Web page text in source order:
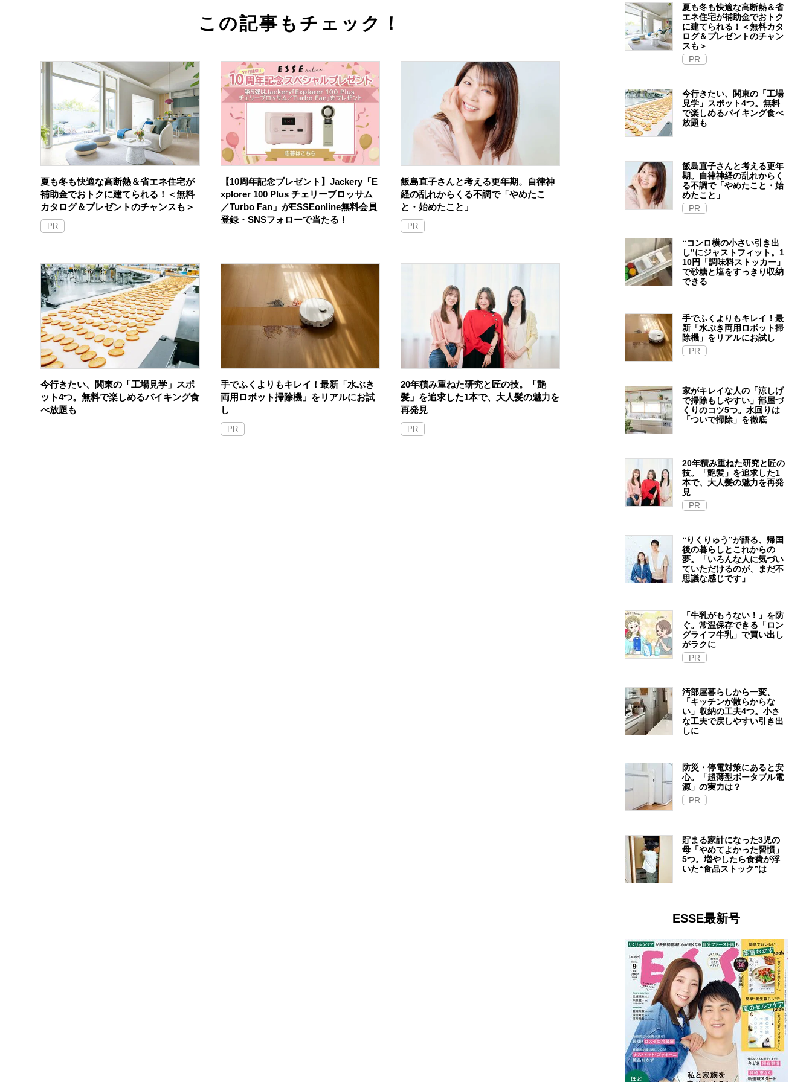
この記事もチェック！
夏も冬も快適な高断熱＆省エネ住宅が
補助金でおトクに建てられる！＜無料
カタログ＆プレゼントのチャンスも＞
PR
【10周年記念プレゼント】Jackery「E
xplorer 100 Plus チェリーブロッサム
／Turbo Fan」がESSEonline無料会員
登録・SNSフォローで当たる！
飯島直子さんと考える更年期。自律神
経の乱れからくる不調で「やめたこ
と・始めたこと」
PR
今行きたい、関東の「工場見学」スポ
ット4つ。無料で楽しめるバイキング食
べ放題も
手でふくよりもキレイ！最新「水ぶき
両用ロボット掃除機」をリアルにお試
し
PR
20年積み重ねた研究と匠の技。「艶
髪」を追求した1本で、大人髪の魅力を
再発見
PR
夏も冬も快適な高断熱＆省
エネ住宅が補助金でおトク
に建てられる！＜無料カタ
ログ＆プレゼントのチャン
スも＞
PR
今行きたい、関東の「工場
見学」スポット4つ。無料
で楽しめるバイキング食べ
放題も
飯島直子さんと考える更年
期。自律神経の乱れからく
る不調で「やめたこと・始
めたこと」
PR
“コンロ横の小さい引き出
し”にジャストフィット。1
10円「調味料ストッカー」
で砂糖と塩をすっきり収納
できる
手でふくよりもキレイ！最
新「水ぶき両用ロボット掃
除機」をリアルにお試し
PR
家がキレイな人の「涼しげ
で掃除もしやすい」部屋づ
くりのコツ5つ。水回りは
「ついで掃除」を徹底
20年積み重ねた研究と匠の
技。「艶髪」を追求した1
本で、大人髪の魅力を再発
見
PR
“りくりゅう”が語る、帰国
後の暮らしとこれからの
夢。「いろんな人に気づい
ていただけるのが、まだ不
思議な感じです」
「牛乳がもうない！」を防
ぐ。常温保存できる「ロン
グライフ牛乳」で買い出し
がラクに
PR
汚部屋暮らしから一変、
「キッチンが散らからな
い」収納の工夫4つ。小さ
な工夫で戻しやすい引き出
しに
防災・停電対策にあると安
心。「超薄型ポータブル電
源」の実力は？​
PR
貯まる家計になった3児の
母「やめてよかった習慣」
5つ。増やしたら食費が浮
いた“食品ストック”は
ESSE最新号